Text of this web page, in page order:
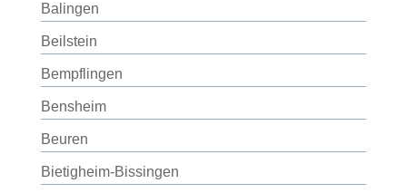
Balingen
Beilstein
Bempflingen
Bensheim
Beuren
Bietigheim-Bissingen